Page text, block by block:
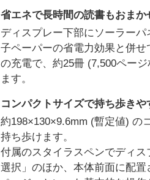
省エネで長時間の読書もおまか
ディスプレー下部にソーラー
子ペーパーの省電力効果と併
の充電で、約25冊 (7,500ペー
ます。
コンパクトサイズで持ち歩き
約198×130×9.6mm (暫定値) の
持ち歩けます。
付属のスタイラスペンでディ
選択」のほか、本体前面に配